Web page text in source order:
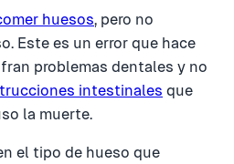
huesos, pero no
Este es un error que hace
problemas dentales y no
intestinales que
la muerte.
el tipo de hueso que